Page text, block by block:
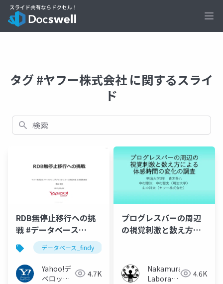
タグ #ヤフー株式会社 に関するスライ
ド
検索
RDB無停止移行への挑
戦 #データベース
_findyデータベース_findy
Yahoo!デ
ベロッパ
4.7K
プログレスバーの周辺
の視覚刺激と数え方に
Nakamura
Laboratory
4.6K